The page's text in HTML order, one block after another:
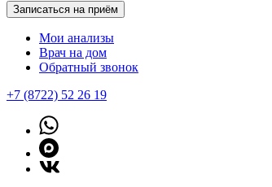
Записаться на приём
Мои анализы
Врач на дом
Обратный звонок
+7 (8722) 52 26 19